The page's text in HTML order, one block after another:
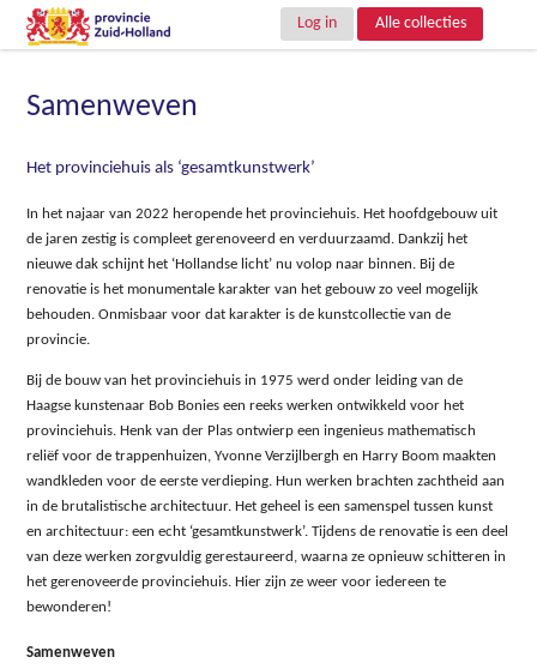
Log in Alle collecties
Samenweven
Het provinciehuis als ‘gesamtkunstwerk’
In het najaar van 2022 heropende het provinciehuis. Het hoofdgebouw uit
de jaren zestig is compleet gerenoveerd en verduurzaamd. Dankzij het
nieuwe dak schijnt het ‘Hollandse licht’ nu volop naar binnen. Bij de
renovatie is het monumentale karakter van het gebouw zo veel mogelijk
behouden. Onmisbaar voor dat karakter is de kunstcollectie van de
provincie.
Bij de bouw van het provinciehuis in 1975 werd onder leiding van de
Haagse kunstenaar Bob Bonies een reeks werken ontwikkeld voor het
provinciehuis. Henk van der Plas ontwierp een ingenieus mathematisch
reliëf voor de trappenhuizen, Yvonne Verzijlbergh en Harry Boom maakten
wandkleden voor de eerste verdieping. Hun werken brachten zachtheid aan
in de brutalistische architectuur. Het geheel is een samenspel tussen kunst
en architectuur: een echt ‘gesamtkunstwerk’. Tijdens de renovatie is een deel
van deze werken zorgvuldig gerestaureerd, waarna ze opnieuw schitteren in
het gerenoveerde provinciehuis. Hier zijn ze weer voor iedereen te
bewonderen!
Samenweven